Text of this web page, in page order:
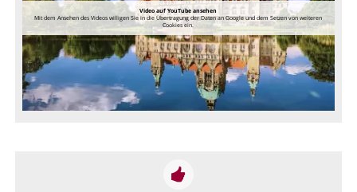
Video auf YouTube ansehen
Mit dem Ansehen des Videos willigen Sie in die Übertragung der Daten an Google und dem Setzen von weiteren
Cookies ein.